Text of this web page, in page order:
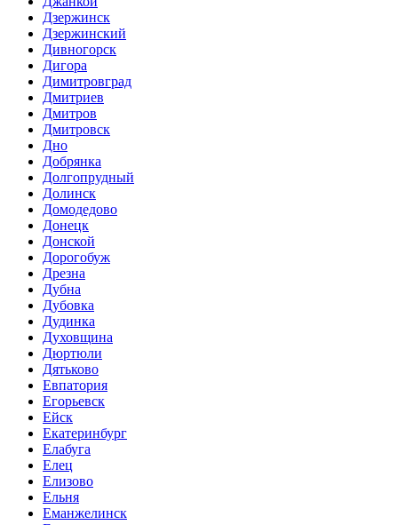
Дзержинск
Дзержинский
Дивногорск
Дигора
Димитровград
Дмитриев
Дмитров
Дмитровск
Дно
Добрянка
Долгопрудный
Долинск
Домодедово
Донецк
Донской
Дорогобуж
Дрезна
Дубна
Дубовка
Дудинка
Духовщина
Дюртюли
Дятьково
Евпатория
Егорьевск
Ейск
Екатеринбург
Елабуга
Елец
Елизово
Ельня
Еманжелинск